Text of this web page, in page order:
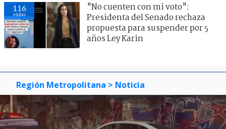
116
visitas
"No cuenten con mi voto":
Presidenta del Senado rechaza
propuesta para suspender por 5
años Ley Karin
Región Metropolitana > Noticia